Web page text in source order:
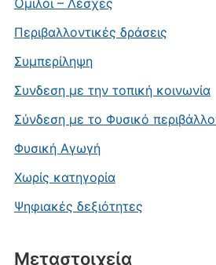
Όμιλοι – Λέσχες
Περιβαλλοντικές δράσεις
Συμπερίληψη
Συνδεση με την τοπική κοινωνία
Σύνδεση με το Φυσικό
Φυσική Αγωγή
Χωρίς κατηγορία
Ψηφιακές δεξιότητες
Μεταστοιχεία